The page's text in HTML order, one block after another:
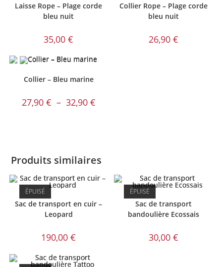
Laisse Rope – Plage corde
bleu nuit
35,00€
Collier Rope – Plage corde
bleu nuit
26,90 €
Collier – Bleu marine
27,90 € – 32,90 €Plage
de
Produits similaires
ÉPUISÉ
Sac de transport en cuir –
Leopard
190,00€
ÉPUISÉ
Sac de transport
bandoulière Ecossais
30,00 €